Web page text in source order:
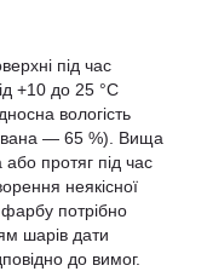
під час
+10 до 25 °C
вологість
— 65 %). Вища
протяг під час
неякісної
потрібно
шарів дати
до вимог.